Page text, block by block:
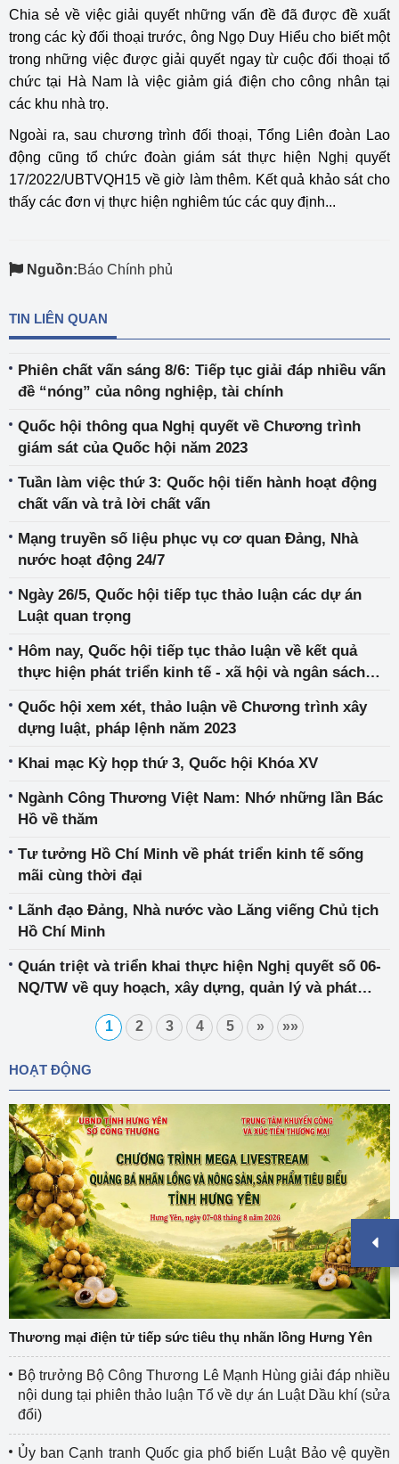
Chia sẻ về việc giải quyết những vấn đề đã được đề xuất
trong các kỳ đối thoại trước, ông Ngọ Duy Hiểu cho biết một
trong những việc được giải quyết ngay từ cuộc đối thoại tổ
chức tại Hà Nam là việc giảm giá điện cho công nhân tại
các khu nhà trọ.
Ngoài ra, sau chương trình đối thoại, Tổng Liên đoàn Lao
động cũng tổ chức đoàn giám sát thực hiện Nghị quyết
17/2022/UBTVQH15 về giờ làm thêm. Kết quả khảo sát cho
thấy các đơn vị thực hiện nghiêm túc các quy định...
Nguồn:Báo Chính phủ
TIN LIÊN QUAN
Phiên chất vấn sáng 8/6: Tiếp tục giải đáp nhiều vấn
đề “nóng” của nông nghiệp, tài chính
Quốc hội thông qua Nghị quyết về Chương trình
giám sát của Quốc hội năm 2023
Tuần làm việc thứ 3: Quốc hội tiến hành hoạt động
chất vấn và trả lời chất vấn
Mạng truyền số liệu phục vụ cơ quan Đảng, Nhà
nước hoạt động 24/7
Ngày 26/5, Quốc hội tiếp tục thảo luận các dự án
Luật quan trọng
Hôm nay, Quốc hội tiếp tục thảo luận về kết quả
thực hiện phát triển kinh tế - xã hội và ngân sách
Quốc hội xem xét, thảo luận về Chương trình xây
dựng luật, pháp lệnh năm 2023
Khai mạc Kỳ họp thứ 3, Quốc hội Khóa XV
Ngành Công Thương Việt Nam: Nhớ những lần Bác
Hồ về thăm
Tư tưởng Hồ Chí Minh về phát triển kinh tế sống
mãi cùng thời đại
Lãnh đạo Đảng, Nhà nước vào Lăng viếng Chủ tịch
Hồ Chí Minh
Quán triệt và triển khai thực hiện Nghị quyết số 06-
NQ/TW về quy hoạch, xây dựng, quản lý và phát
1 2 3 4 5 » »»
HOẠT ĐỘNG
Thương mại điện tử tiếp sức tiêu thụ nhãn lồng Hưng Yên
Bộ trưởng Bộ Công Thương Lê Mạnh Hùng giải đáp nhiều
nội dung tại phiên thảo luận Tổ về dự án Luật Dầu khí (sửa
đổi)
Ủy ban Cạnh tranh Quốc gia phổ biến Luật Bảo vệ quyền